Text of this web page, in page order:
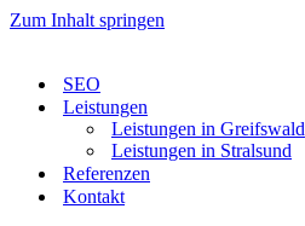
Zum Inhalt springen
SEO
Leistungen
Leistungen in Greifswald
Leistungen in Stralsund
Referenzen
Kontakt